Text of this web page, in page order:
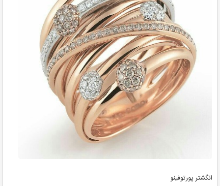
انگشتر پورتوفینو